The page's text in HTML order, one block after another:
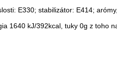
E330; stabilizátor: E414;
1640 kJ/392kcal, tuky 0g z toho